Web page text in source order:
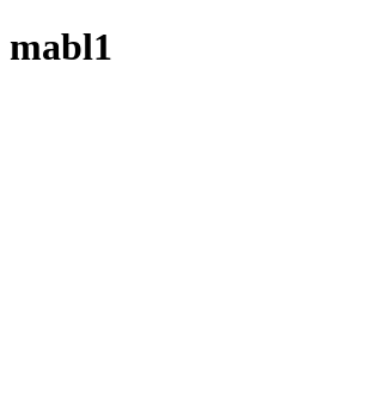
mabl1